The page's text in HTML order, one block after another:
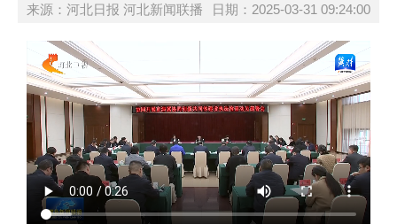
来源：河北日报 河北新闻联播 日期：2025-03-31 09:24:00